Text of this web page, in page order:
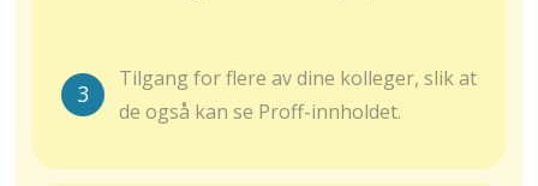
3
Tilgang for flere av dine kolleger, slik at
de også kan se Proff-innholdet.